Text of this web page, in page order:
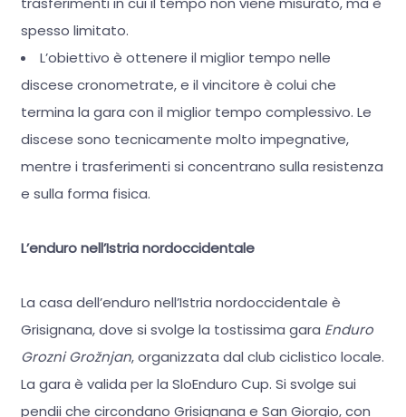
spesso limitato.
L’obiettivo è ottenere il miglior tempo nelle
discese cronometrate, e il vincitore è colui che
termina la gara con il miglior tempo complessivo. Le
discese sono tecnicamente molto impegnative,
mentre i trasferimenti si concentrano sulla resistenza
e sulla forma fisica.
L’enduro nell’Istria nordoccidentale
La casa dell’enduro nell’Istria nordoccidentale è
Grisignana, dove si svolge la tostissima gara Enduro
Grozni Grožnjan, organizzata dal club ciclistico locale.
La gara è valida per la SloEnduro Cup. Si svolge sui
pendii che circondano Grisignana e San Giorgio, con